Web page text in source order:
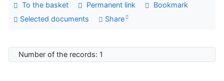
To the basket Permanent link
Bookmark
Selected documents
Share
Number of the records: 1